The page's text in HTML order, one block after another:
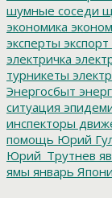
шумные соседи
экономика
эксперты экспорт
электричка
турникеты
Энергосбыт
ситуация
инспекторы
помощь Юрий
Юрий_Трутнев
ямы январь